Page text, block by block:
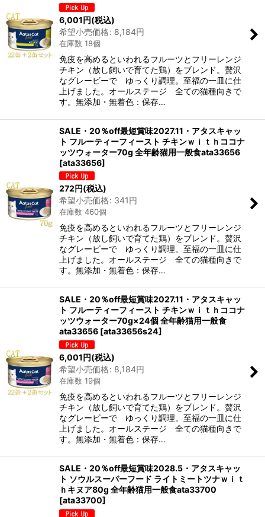
6,001円(税込)
希望小売価格: 8,184円
在庫数 18個
免疫を高めるといわれるフルーツとフリーレンジ
チキン（放し飼いで育てた鶏）をブレンド。贅沢
なグレービーで ゆっくり調理。至福の一皿に仕
上げました。オールステージ 全ての猫種向きで
す。無添加・無着色：保存…
SALE・20％off最短賞味2027.11・アタスキャッ
ト フルーティーフィースト チキンｗｉｔｈココナ
ッツウォーター70g 全年齢猫用一般食ata33656
[ata33656]
272円(税込)
希望小売価格: 341円
在庫数 460個
免疫を高めるといわれるフルーツとフリーレンジ
チキン（放し飼いで育てた鶏）をブレンド。贅沢
なグレービーで ゆっくり調理。至福の一皿に仕
上げました。オールステージ 全ての猫種向きで
す。無添加・無着色：保存…
SALE・20％off最短賞味2027.11・アタスキャッ
ト フルーティーフィースト チキンｗｉｔｈココナ
ッツウォーター70g×24個 全年齢猫用一般食
ata33656 [ata33656s24]
6,001円(税込)
希望小売価格: 8,184円
在庫数 19個
免疫を高めるといわれるフルーツとフリーレンジ
チキン（放し飼いで育てた鶏）をブレンド。贅沢
なグレービーで ゆっくり調理。至福の一皿に仕
上げました。オールステージ 全ての猫種向きで
す。無添加・無着色：保存…
SALE・20％off最短賞味2028.5・アタスキャッ
ト ソウルスーパーフード ライトミートツナｗｉｔ
ｈキヌア80g 全年齢猫用一般食ata33700
[ata33700]